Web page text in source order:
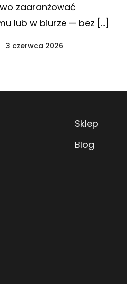
zaaranżować
lub w biurze — bez […]
3 czerwca 2026
Sklep
Blog